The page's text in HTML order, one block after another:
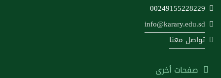
00249155228229
info@karary.edu.sd
تواصل معنا
صفحات أخرى